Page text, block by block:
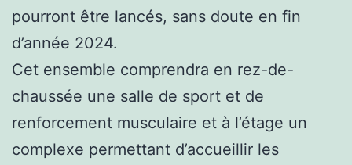
pourront être lancés, sans doute en fin
d’année 2024.
Cet ensemble comprendra en rez-de-
chaussée une salle de sport et de
renforcement musculaire et à l’étage un
complexe permettant d’accueillir les